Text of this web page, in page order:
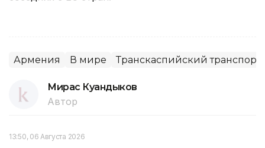
Армения В мире Транскаспийский
Мирас Куандыков
Автор
13:50, 06 Августа 2026